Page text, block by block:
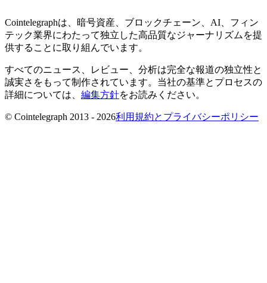
Cointelegraphは、暗号資産、ブロックチェーン、AI、フィン
テック業界にわたって独立した高品質なジャーナリズムを提
供することに取り組んでいます。
すべてのニュース、レビュー、分析は完全な報道の独立性と
誠実さをもって制作されています。当社の基準とプロセスの
詳細については、 編集方針をお読みください。
© Cointelegraph 2013 - 2026利用規約とプライバシーポリシー